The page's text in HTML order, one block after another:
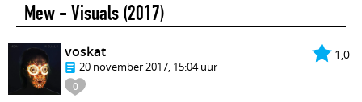
Mew - Visuals(2017)
1,0
0
voskat
20 november 2017, 15:04 uur